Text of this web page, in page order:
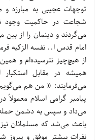
توجهات عجیبی به مبارزه
شجاعت در حاکمیت وجود
می‌گردند و دینمان را از بین
امام قدس ا.. نفسه الزکیه
از هیچ‌چیز نترسیده‌ام و
همیشه در مقابل استکبار
می‌فرمایند: « من هم
پیامبر گرامی اسلام معمولاً
می‌داد و سپس به دشمن
باعث می‌شد که مسلمانان
نفرات بیشتر موفق و